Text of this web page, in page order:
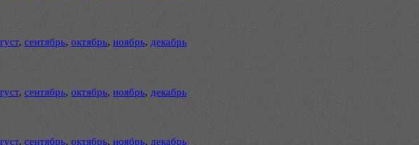
, сентябрь, октябрь, ноябрь, декабрь
, сентябрь, октябрь, ноябрь, декабрь
, сентябрь, октябрь, ноябрь, декабрь